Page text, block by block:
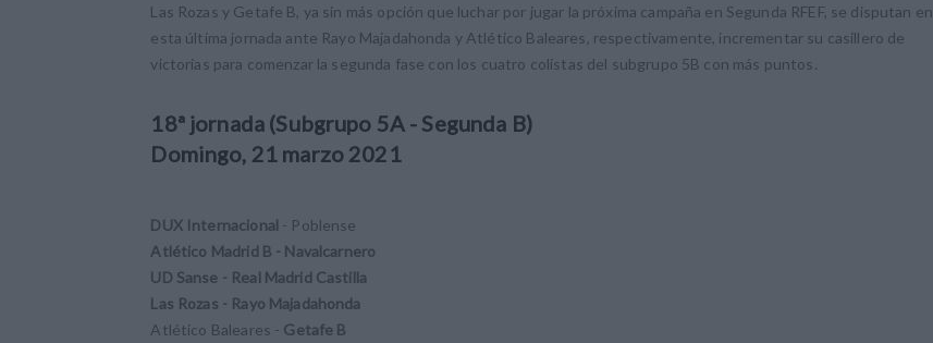
Las Rozas y Getafe B, ya sin más opción que luchar por jugar la próxima campaña en Segunda RFEF, se disputan en
esta última jornada ante Rayo Majadahonda y Atlético Baleares, respectivamente, incrementar su casillero de
victorias para comenzar la segunda fase con los cuatro colistas del subgrupo 5B con más puntos.
18ª jornada (Subgrupo 5A - Segunda B)
Domingo, 21 marzo 2021
DUX Internacional - Poblense
Atlético Madrid B - Navalcarnero
UD Sanse - Real Madrid Castilla
Las Rozas - Rayo Majadahonda
Atlético Baleares - Getafe B